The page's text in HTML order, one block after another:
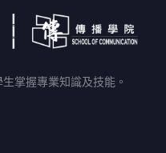
掌握專業知識及技能。